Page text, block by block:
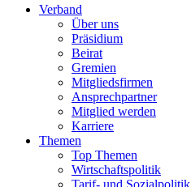
Verband
Über uns
Präsidium
Beirat
Gremien
Mitgliedsfirmen
Ansprechpartner
Mitglied werden
Karriere
Themen
Top Themen
Wirtschaftspolitik
Tarif- und Sozialpolitik